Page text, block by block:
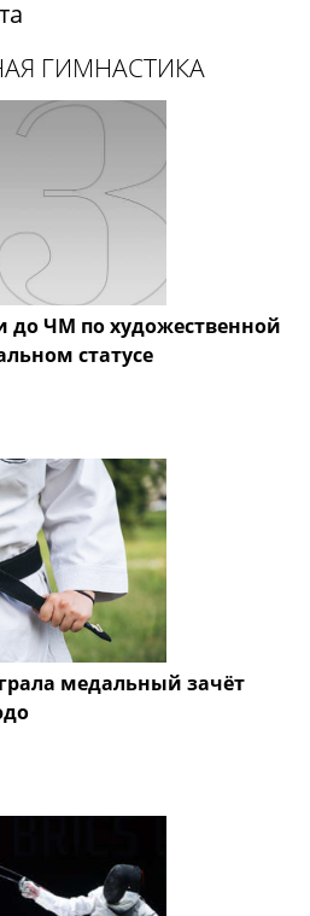
ГИМНАСТИКА
до ЧМ по художественной
статусе
медальный зачёт